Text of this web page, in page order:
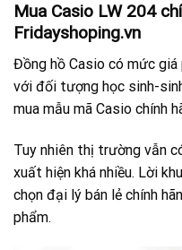
Mua Casio LW 204
Fridayshoping.vn
Đồng hồ Casio có mức
với đối tượng học sinh-
mua mẫu mã Casio chính
Tuy nhiên thị trường vẫn
xuất hiện khá nhiều. Lời
chọn đại lý bán lẻ chính
phẩm.